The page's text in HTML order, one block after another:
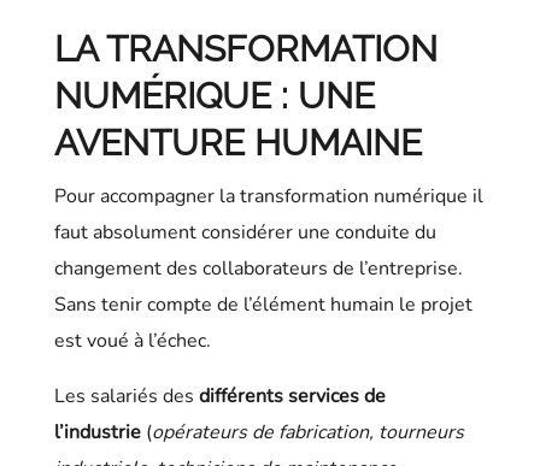
LA TRANSFORMATION
NUMÉRIQUE : UNE
AVENTURE HUMAINE
Pour accompagner la transformation numérique il
faut absolument considérer une conduite du
changement des collaborateurs de l’entreprise.
Sans tenir compte de l’élément humain le projet
est voué à l’échec.
Les salariés des différents services de
l’industrie(opérateurs de fabrication, tourneurs